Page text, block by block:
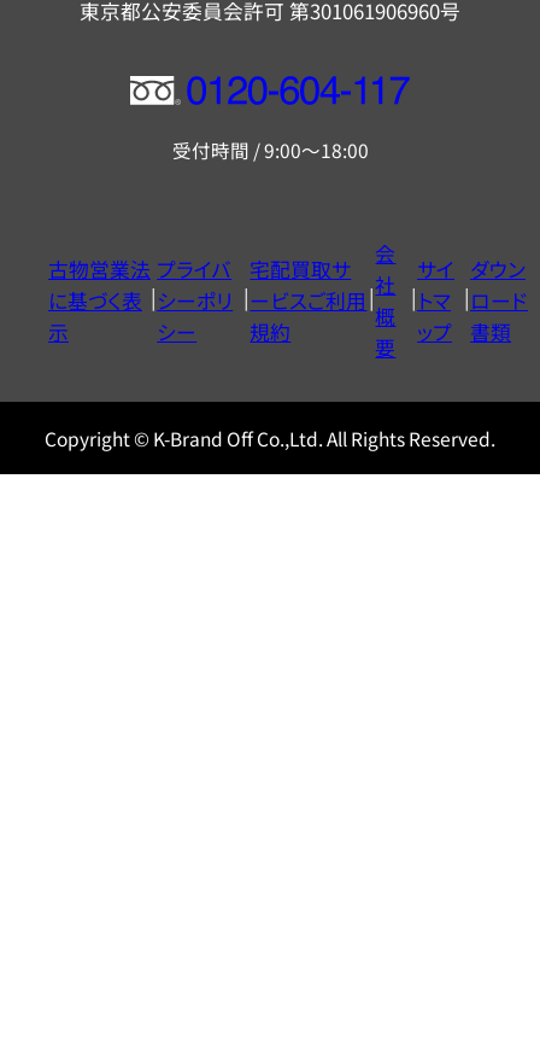
東京都公安委員会許可 第301061906960号
フ
ー
ヤ
ル
0120604117
受付時間 / 9:00～18:00
古物営業法
に基づく表
示
プライバ
シーポリ
シー
宅配買取サ
ービスご利用
規約
会
社
概
要
サイ
トマ
ップ
ダウン
ロード
書類
Copyright © K-Brand Off Co.,Ltd. All Rights Reserved.